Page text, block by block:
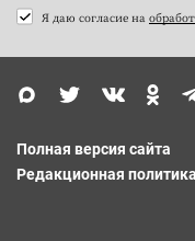
Я даю согласие на
Полная версия сайта
Редакционная политика